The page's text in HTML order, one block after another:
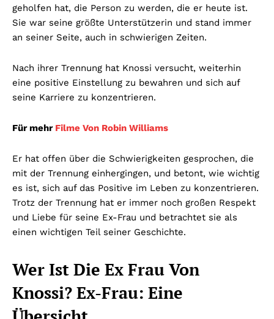
geholfen hat, die Person zu werden, die er heute ist.
Sie war seine größte Unterstützerin und stand immer
an seiner Seite, auch in schwierigen Zeiten.
Nach ihrer Trennung hat Knossi versucht, weiterhin
eine positive Einstellung zu bewahren und sich auf
seine Karriere zu konzentrieren.
Für mehr Filme Von Robin Williams
Er hat offen über die Schwierigkeiten gesprochen, die
mit der Trennung einhergingen, und betont, wie wichtig
es ist, sich auf das Positive im Leben zu konzentrieren.
Trotz der Trennung hat er immer noch großen Respekt
und Liebe für seine Ex-Frau und betrachtet sie als
einen wichtigen Teil seiner Geschichte.
Wer Ist Die Ex Frau Von
Knossi? Ex-Frau: Eine